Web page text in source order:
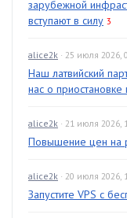
зарубежной
вступают в силу 3
alice2k · 25 июля 2026,
Наш латвийский
нас о приостановке
alice2k · 21 июля 2026,
Повышение цен на
alice2k · 20 июля 2026,
Запустите VPS с